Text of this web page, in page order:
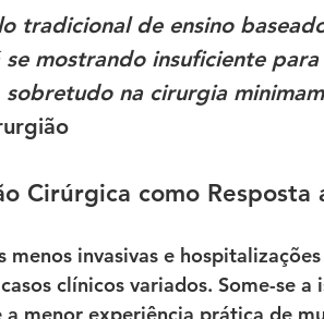
tradicional de ensino
se mostrando insuficiente
sobretudo na cirurgia
Cirúrgica como Resposta
menos invasivas e
clínicos variados. Some-se a
a menor experiência prática de